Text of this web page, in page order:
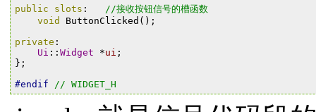
public slots :
//接收按钮信号的槽函数
void
ButtonClicked ();
private :
Ui :: Widget *ui ;
};
#endif
// WIDGET_H